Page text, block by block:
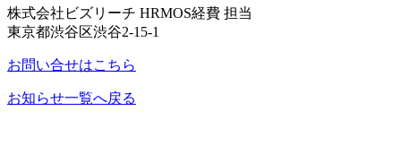
株式会社ビズリーチ HRMOS経費 担当
東京都渋谷区渋谷2-15-1
お問い合せはこちら
お知らせ一覧へ戻る